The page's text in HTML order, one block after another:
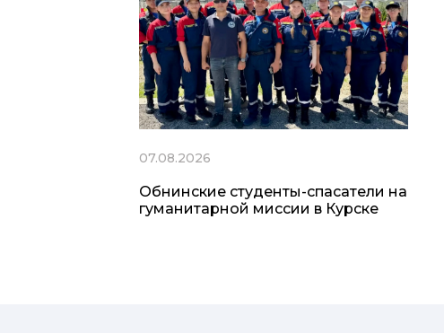
07.08.2026
Обнинские студенты-спасатели на
гуманитарной миссии в Курске